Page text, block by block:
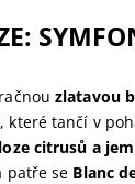
zlatavou
které tančí v
citrusů a
patře se Blanc